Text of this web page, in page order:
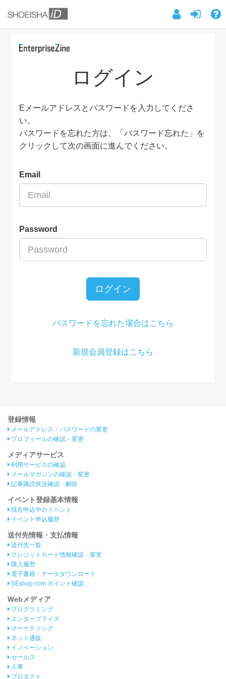
ログイン
Eメールアドレスとパスワードを入力してくださ
い。
パスワードを忘れた方は、「パスワード忘れた」を
クリックして次の画面に進んでください。
Email
Password
ログイン
パスワードを忘れた場合はこちら
新規会員登録はこちら
登録情報
メールアドレス・パスワードの変更
プロフィールの確認・変更
メディアサービス
利用サービスの確認
メールマガジンの確認・変更
記事購読状況確認・解除
イベント登録基本情報
現在申込中のイベント
イベント申込履歴
送付先情報・支払情報
送付先一覧
クレジットカード情報確認・変更
購入履歴
電子書籍・データダウンロード
SEshop.com ポイント確認
Webメディア
プログラミング
エンタープライズ
マーケティング
ネット通販
イノベーション
セールス
人事
プロダクト